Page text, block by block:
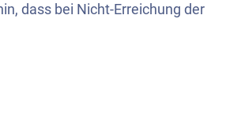
dass bei Nicht-Erreichung der